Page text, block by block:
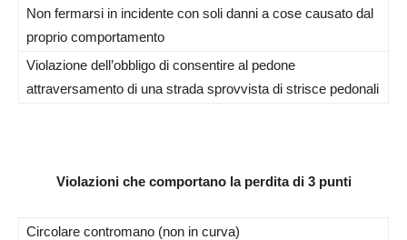
Non fermarsi in incidente con soli danni a cose causato dal
proprio comportamento
Violazione dell’obbligo di consentire al pedone
attraversamento di una strada sprovvista di strisce pedonali
Violazioni che comportano la perdita di 3 punti
Circolare contromano (non in curva)